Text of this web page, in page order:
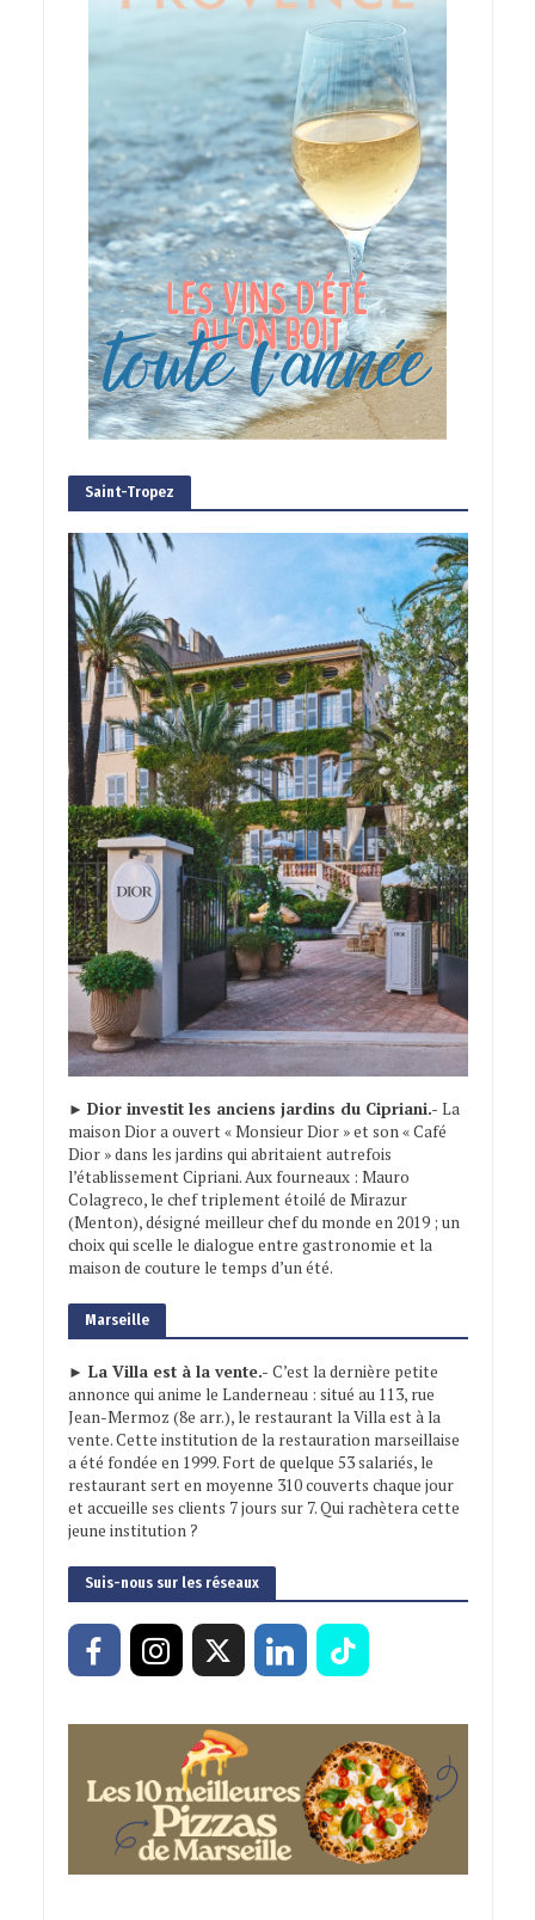
Saint-Tropez
► Dior investit les anciens jardins du Cipriani.- La
maison Dior a ouvert « Monsieur Dior » et son « Café
Dior » dans les jardins qui abritaient autrefois
l’établissement Cipriani. Aux fourneaux : Mauro
Colagreco, le chef triplement étoilé de Mirazur
(Menton), désigné meilleur chef du monde en 2019 ; un
choix qui scelle le dialogue entre gastronomie et la
maison de couture le temps d’un été.
Marseille
► La Villa est à la vente.- C’est la dernière petite
annonce qui anime le Landerneau : situé au 113, rue
Jean-Mermoz (8e arr.), le restaurant la Villa est à la
vente. Cette institution de la restauration marseillaise
a été fondée en 1999. Fort de quelque 53 salariés, le
restaurant sert en moyenne 310 couverts chaque jour
et accueille ses clients 7 jours sur 7. Qui rachètera cette
jeune institution ?
Suis-nous sur les réseaux